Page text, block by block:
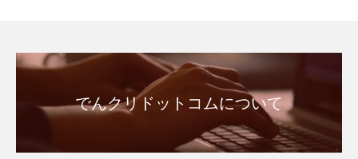
でんクリドットコムについて